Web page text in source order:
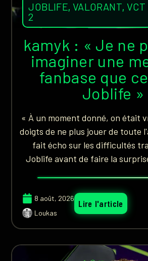
JOBLIFE,VALORANT,VCT
2
kamyk : « Je ne
imaginer une
fanbase que
Joblife »
« À un moment donné, on était
doigts de ne plus jouer de toute
fait écho sur les difficultés
Joblife avant de faire la
8 août, 2026
Loukas
Lire l'article